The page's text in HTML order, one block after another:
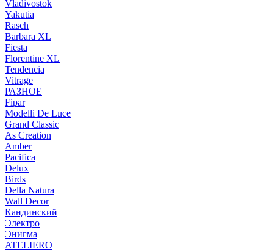
Vladivostok
Yakutia
Rasch
Barbara XL
Fiesta
Florentine XL
Tendencia
Vitrage
РАЗНОЕ
Fipar
Modelli De Luce
Grand Classic
As Creation
Amber
Pacifica
Delux
Birds
Della Natura
Wall Decor
Кандинский
Электро
Энигма
ATELIERO